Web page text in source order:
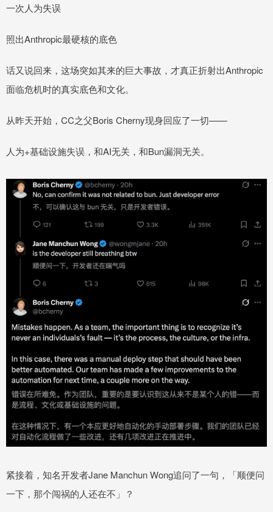
一次人为失误
照出Anthropic最硬核的底色
话又说回来，这场突如其来的巨大事故，才真正折射出Anthropic
面临危机时的真实底色和文化。
从昨天开始，CC之父Boris Cherny现身回应了一切——
人为+基础设施失误，和AI无关，和Bun漏洞无关。
紧接着，知名开发者Jane Manchun Wong追问了一句，「顺便问
一下，那个闯祸的人还在不」？